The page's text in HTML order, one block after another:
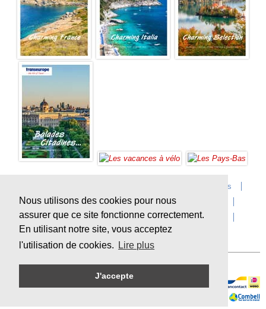
Nous utilisons des cookies pour nous
assurer que ce site fonctionne correctement.
En utilisant notre site, vous acceptez
l'utilisation de cookies.
Lire plus
J'accepte
Postes vacants
Contact
Questions? Agences
Conditions de voyage
Assurances
privacy
Durabilité